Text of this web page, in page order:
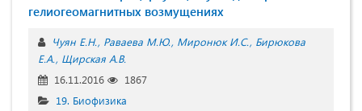
гелиогеомагнитных возмущениях
Чуян Е.Н. Раваева М.Ю. Миронюк И.С. Бирюкова
Е.А. Щирская А.В.
16.11.2016
1867
19. Биофизика